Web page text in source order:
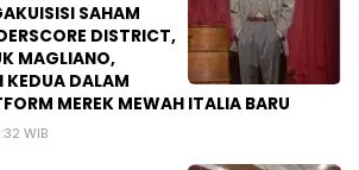
SAHAM
DISTRICT,
MAGLIANO,
KEDUA DALAM
MEREK MEWAH ITALIA BARU
WIB